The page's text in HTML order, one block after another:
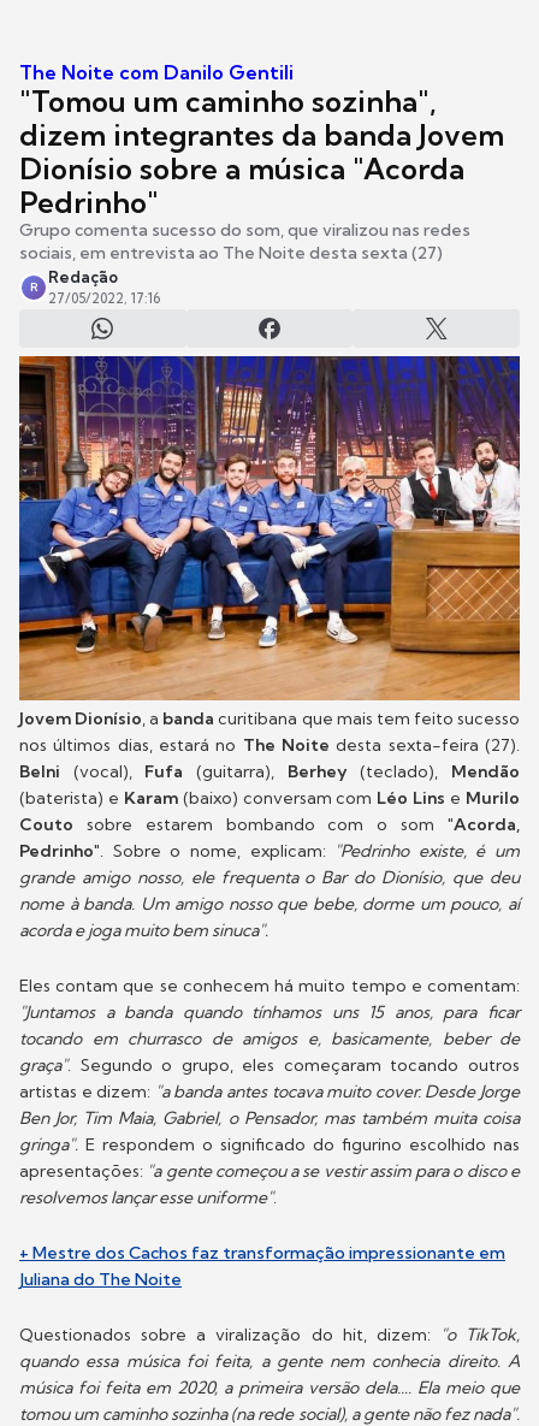
The Noite com Danilo Gentili
"Tomou um caminho sozinha",
dizem integrantes da banda Jovem
Dionísio sobre a música "Acorda
Pedrinho"
Grupo comenta sucesso do som, que viralizou nas redes
sociais, em entrevista ao The Noite desta sexta (27)
R
Redação
27/05/2022, 17:16
Jovem Dionísio, a banda curitibana que mais tem feito sucesso
nos últimos dias, estará no The Noite desta sexta-feira (27).
Belni (vocal), Fufa(guitarra), Berhey(teclado), Mendão
(baterista) e Karam (baixo) conversam com Léo Lins e Murilo
Couto sobre estarem bombando com o som"Acorda,
Pedrinho". Sobre o nome, explicam:
"Pedrinho existe, é um
grande amigo nosso, ele frequenta o Bar do Dionísio, que deu
nome à banda. Um amigo nosso que bebe, dorme um pouco, aí
acorda e joga muito bem sinuca".
Eles contam que se conhecem há muito tempo e comentam:
"Juntamos a banda quando tínhamos uns 15 anos, para ficar
tocando em churrasco de amigos e, basicamente, beber de
graça". Segundo o grupo, eles começaram tocando outros
artistas e dizem: "a banda antes tocava muito cover. Desde Jorge
Ben Jor, Tim Maia, Gabriel, o Pensador, mas também muita coisa
gringa". E respondem o significado do figurino escolhido nas
apresentações: "a gente começou a se vestir assim para o disco e
resolvemos lançar esse uniforme".
+ Mestre dos Cachos faz transformação impressionante em
Juliana do The Noite
Questionados sobre a viralização do hit, dizem: "o TikTok,
quando essa música foi feita, a gente nem conhecia direito. A
música foi feita em 2020, a primeira versão dela.... Ela meio que
tomou um caminho sozinha (na rede social), a gente não fez nada".